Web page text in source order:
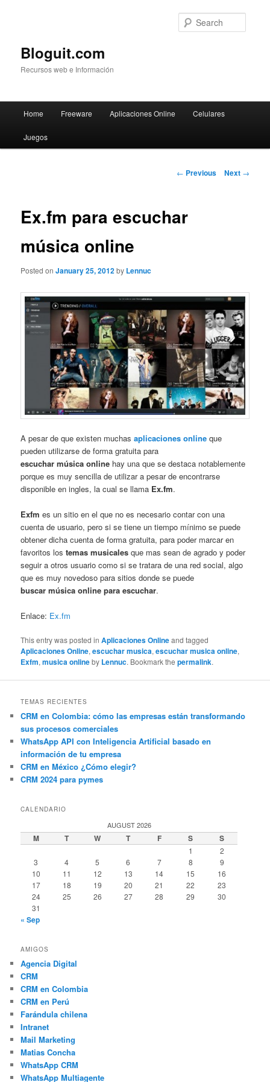
Bloguit.com
Recursos web e Información
Skip
to
Home Freeware Aplicaciones Online Celulares
Juegos
Post
← Previous Next →
Ex.fm para escuchar
música online
Posted onJanuary 25, 2012by Lennuc
A pesar de que existen muchasaplicaciones online que
pueden utilizarse de forma gratuita para
escuchar música online hay una que se destaca notablemente
porque es muy sencilla de utilizar a pesar de encontrarse
disponible en ingles, la cual se llama Ex.fm.
Exfm es un sitio en el que no es necesario contar con una
cuenta de usuario, pero si se tiene un tiempo mínimo se puede
obtener dicha cuenta de forma gratuita, para poder marcar en
favoritos lostemas musicales que mas sean de agrado y poder
seguir a otros usuario como si se tratara de una red social, algo
que es muy novedoso para sitios donde se puede
buscar música online para escuchar.
Enlace: Ex.fm
This entry was posted inAplicaciones Onlineand tagged
Aplicaciones Online,escuchar musica,escuchar musica online,
Exfm,musica onlineby Lennuc. Bookmark thepermalink.
TEMAS RECIENTES
CRM en Colombia: cómo las empresas están transformando
sus procesos comerciales
WhatsApp API con Inteligencia Artificial basado en
información de tu empresa
CRM en México ¿Cómo elegir?
CRM 2024 para pymes
CALENDARIO
AUGUST 2026
M T W T F S S
1
2
3
4 5 6 7 8
9
10
11 12 13 14 15
16
17
18 19 20 21 22
23
24
25 26 27 28 29
30
31
« Sep
AMIGOS
Agencia Digital
CRM
CRM en Colombia
CRM en Perú
Farándula chilena
Intranet
Mail Marketing
Matias Concha
WhatsApp CRM
WhatsApp Multiagente